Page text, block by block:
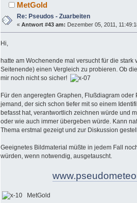
MetGold
Re: Pseudos - Zuarbeiten
«Antwort #43 am: Dezember 05, 2011,
Hi,
hatte am Wochenende mal versucht für die stark
Seitenende) einen Vergleich zu probieren. Ob
mir noch nicht so sicher!
Für den angeregten Graphen, Flußdiagram oder
jemand, der sich schon tiefer mit so einem
befasst hat, verantwortlich zeichnen würde und
oder wie auch immer übergeben würde. Kann
Thema erstmal gezeigt und zur Diskussion
Geeignetes Bildmaterial müßte in jedem Fall
würden, wenn notwendig, ausgetauscht.
MetGold